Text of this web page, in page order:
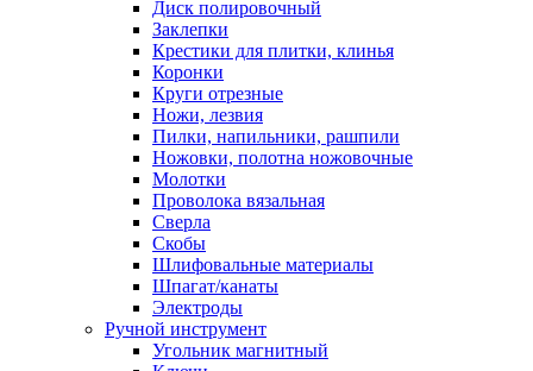
Диск полировочный
Заклепки
Крестики для плитки, клинья
Коронки
Круги отрезные
Ножи, лезвия
Пилки, напильники, рашпили
Ножовки, полотна ножовочные
Молотки
Проволока вязальная
Сверла
Скобы
Шлифовальные материалы
Шпагат/канаты
Электроды
Ручной инструмент
Угольник магнитный